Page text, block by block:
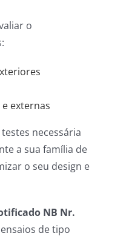
o
externas
necessária
a sua família de
o seu design e
NB Nr.
de tipo